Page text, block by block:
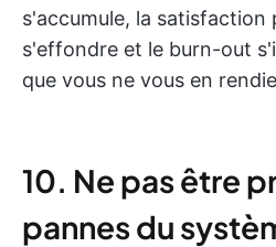
s'accumule, la satisfaction
s'effondre et le burn-out
que vous ne vous en
10. Ne pas être
pannes du